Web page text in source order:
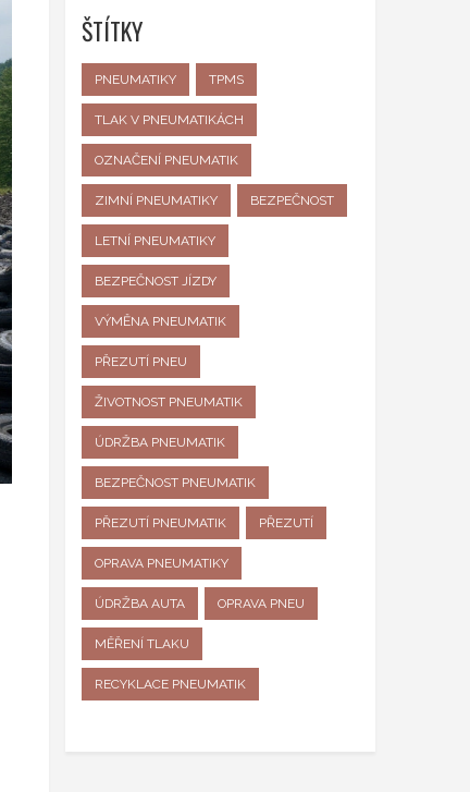
ŠTÍTKY
PNEUMATIKY TPMS
TLAK V PNEUMATIKÁCH
OZNAČENÍ PNEUMATIK
ZIMNÍ PNEUMATIKY BEZPEČNOST
LETNÍ PNEUMATIKY
BEZPEČNOST JÍZDY
VÝMĚNA PNEUMATIK
PŘEZUTÍ PNEU
ŽIVOTNOST PNEUMATIK
ÚDRŽBA PNEUMATIK
BEZPEČNOST PNEUMATIK
PŘEZUTÍ PNEUMATIK PŘEZUTÍ
OPRAVA PNEUMATIKY
ÚDRŽBA AUTA OPRAVA PNEU
MĚŘENÍ TLAKU
RECYKLACE PNEUMATIK